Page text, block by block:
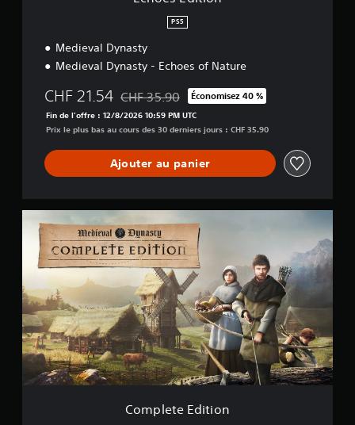
PS5
Medieval Dynasty
Medieval Dynasty - Echoes of Nature
CHF 21.54 Remise par rapport au prix d'origine de CHF
CHF 35.90 Économisez 40 %
Fin de l'offre : 12/8/2026 10:59 PM UTC
Prix le plus bas au cours des 30 derniers jours : CHF 35.90
Ajouter au panier
e
t
e
E
d
i
Complete Edition